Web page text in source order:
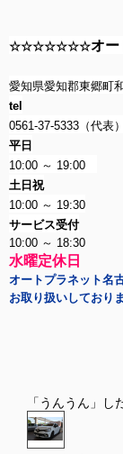
☆☆☆☆☆☆☆オー
愛知県愛知郡東郷町
tel
0561-37-5333（代表）
平日
10:00 ～ 19:00
土日祝
10:00 ～ 19:30
サービス受付
10:00 ～ 18:30
水曜定休日
オートプラネット名
お取り扱いしておりま
「うんうん」し